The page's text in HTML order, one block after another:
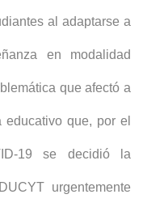
al adaptarse a
en modalidad
que afectó a
que, por el
19 se decidió la
urgentemente